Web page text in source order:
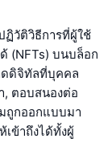
วัติวิธีการที่ผู้ใช้
(NFTs) บนบล็อก
ดดิจิทัลที่บุคคล
, ตอบสนองต่อ
ถูกออกแบบมา
เข้าถึงได้ทั้งผู้